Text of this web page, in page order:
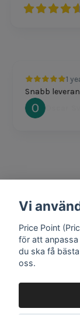
1
Snabb
Oscar
1
Mathias
Vi
Price Point
för att
du ska få
oss.